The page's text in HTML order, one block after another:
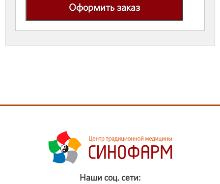
Оформить заказ
Наши соц. сети: